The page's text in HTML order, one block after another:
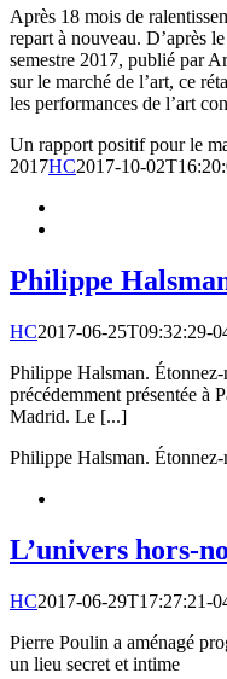
Après 18 mois de
repart à nouveau. D’après
semestre 2017, publié par
sur le marché de l’art, ce
les performances de l’art
Un rapport positif pour le
2017HC2017-10-
Philippe
HC2017-06-25T09:32:29-
Philippe Halsman.
précédemment présentée à
Madrid. Le [...]
Philippe Halsman. Étonnez-
L’univers hors-
HC2017-06-29T17:27:21-
Pierre Poulin a aménagé
un lieu secret et intime